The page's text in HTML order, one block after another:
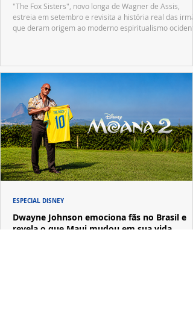
"The Fox Sisters", novo longa de Wagner de Assis,
estreia em setembro e revisita a história real das
que deram origem ao moderno espiritualismo
Dwayne Johnson emociona fãs no Brasil e
revela o que Maui mudou em sua vida
ESPECIAL DISNEY